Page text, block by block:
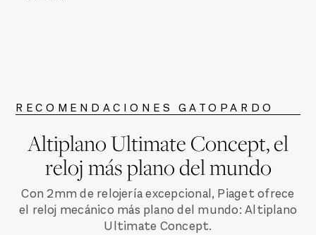
RECOMENDACIONES GATOPARDO
Altiplano Ultimate Concept, el
reloj más plano del mundo
Con 2mm de relojería excepcional, Piaget ofrece
el reloj mecánico más plano del mundo: Altiplano
Ultimate Concept.